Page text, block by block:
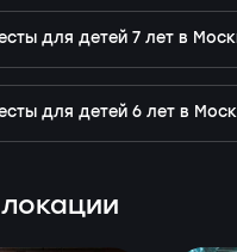
для детей 7 лет в
для детей 6 лет в